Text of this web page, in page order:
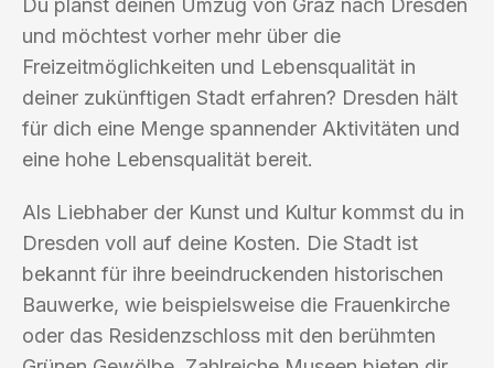
Du planst deinen Umzug von Graz nach Dresden
und möchtest vorher mehr über die
Freizeitmöglichkeiten und Lebensqualität in
deiner zukünftigen Stadt erfahren? Dresden hält
für dich eine Menge spannender Aktivitäten und
eine hohe Lebensqualität bereit.
Als Liebhaber der Kunst und Kultur kommst du in
Dresden voll auf deine Kosten. Die Stadt ist
bekannt für ihre beeindruckenden historischen
Bauwerke, wie beispielsweise die Frauenkirche
oder das Residenzschloss mit den berühmten